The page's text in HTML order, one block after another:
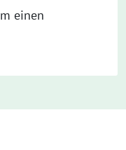
einen